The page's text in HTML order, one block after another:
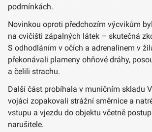
podmínkách.
Novinkou oproti předchozím výcvikům
na cvičišti zápalných látek – skutečná
S odhodláním v očích a adrenalinem v
překonávali plameny ohňové dráhy,
a čelili strachu.
Další část probíhala v muničním skladu
vojáci zopakovali strážní směrnice a
vstupu a vjezdu do objektu včetně
narušitele.